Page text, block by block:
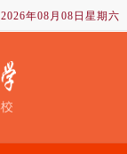
2026年08月08日星期六